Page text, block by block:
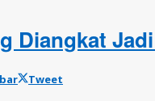
Diangkat
Tweet